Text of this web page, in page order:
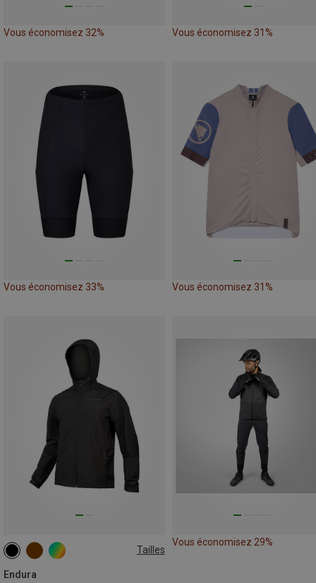
Vous économisez 32% Vous économisez 31%
Vous économisez 33% Vous économisez 31%
Tailles
Endura
S L XL
Vous économisez 29%